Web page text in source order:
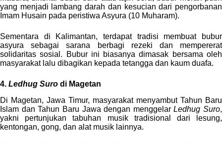
yang menjadi lambang darah dan kesucian dari pengorbanan
Imam Husain pada peristiwa Asyura (10 Muharam).
Sementara di Kalimantan, terdapat tradisi membuat bubur
asyura sebagai sarana berbagi rezeki dan mempererat
solidaritas sosial. Bubur ini biasanya dimasak bersama oleh
masyarakat lalu dibagikan kepada tetangga dan kaum duafa.
4. Ledhug Suro di Magetan
Di Magetan, Jawa Timur, masyarakat menyambut Tahun Baru
Islam dan Tahun Baru Jawa dengan menggelarLedhug Suro,
yakni pertunjukan tabuhan musik tradisional dari lesung,
kentongan, gong, dan alat musik lainnya.